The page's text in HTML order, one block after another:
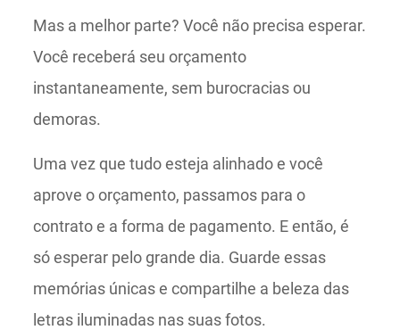
Mas a melhor parte? Você não precisa esperar.
Você receberá seu orçamento
instantaneamente, sem burocracias ou
demoras.
Uma vez que tudo esteja alinhado e você
aprove o orçamento, passamos para o
contrato e a forma de pagamento. E então, é
só esperar pelo grande dia. Guarde essas
memórias únicas e compartilhe a beleza das
letras iluminadas nas suas fotos.